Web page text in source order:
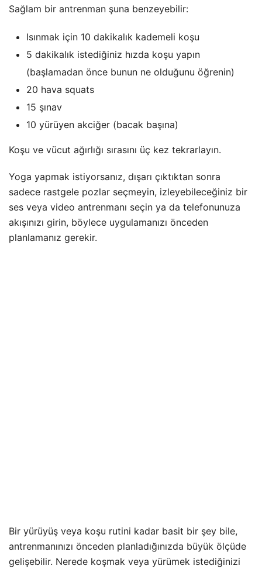
Sağlam bir antrenman şuna benzeyebilir:
Isınmak için 10 dakikalık kademeli koşu
5 dakikalık istediğiniz hızda koşu yapın
(başlamadan önce bunun ne olduğunu öğrenin)
20 hava squats
15 şınav
10 yürüyen akciğer (bacak başına)
Koşu ve vücut ağırlığı sırasını üç kez tekrarlayın.
Yoga yapmak istiyorsanız, dışarı çıktıktan sonra
sadece rastgele pozlar seçmeyin, izleyebileceğiniz bir
ses veya video antrenmanı seçin ya da telefonunuza
akışınızı girin, böylece uygulamanızı önceden
planlamanız gerekir.
Bir yürüyüş veya koşu rutini kadar basit bir şey bile,
antrenmanınızı önceden planladığınızda büyük ölçüde
gelişebilir. Nerede koşmak veya yürümek istediğinizi